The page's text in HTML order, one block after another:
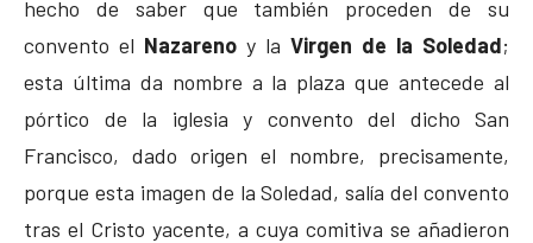
hecho de saber que también proceden de su
convento el Nazareno y la Virgen de la Soledad;
esta última da nombre a la plaza que antecede al
pórtico de la iglesia y convento del dicho San
Francisco, dado origen el nombre, precisamente,
porque esta imagen de la Soledad, salía del convento
tras el Cristo yacente, a cuya comitiva se añadieron